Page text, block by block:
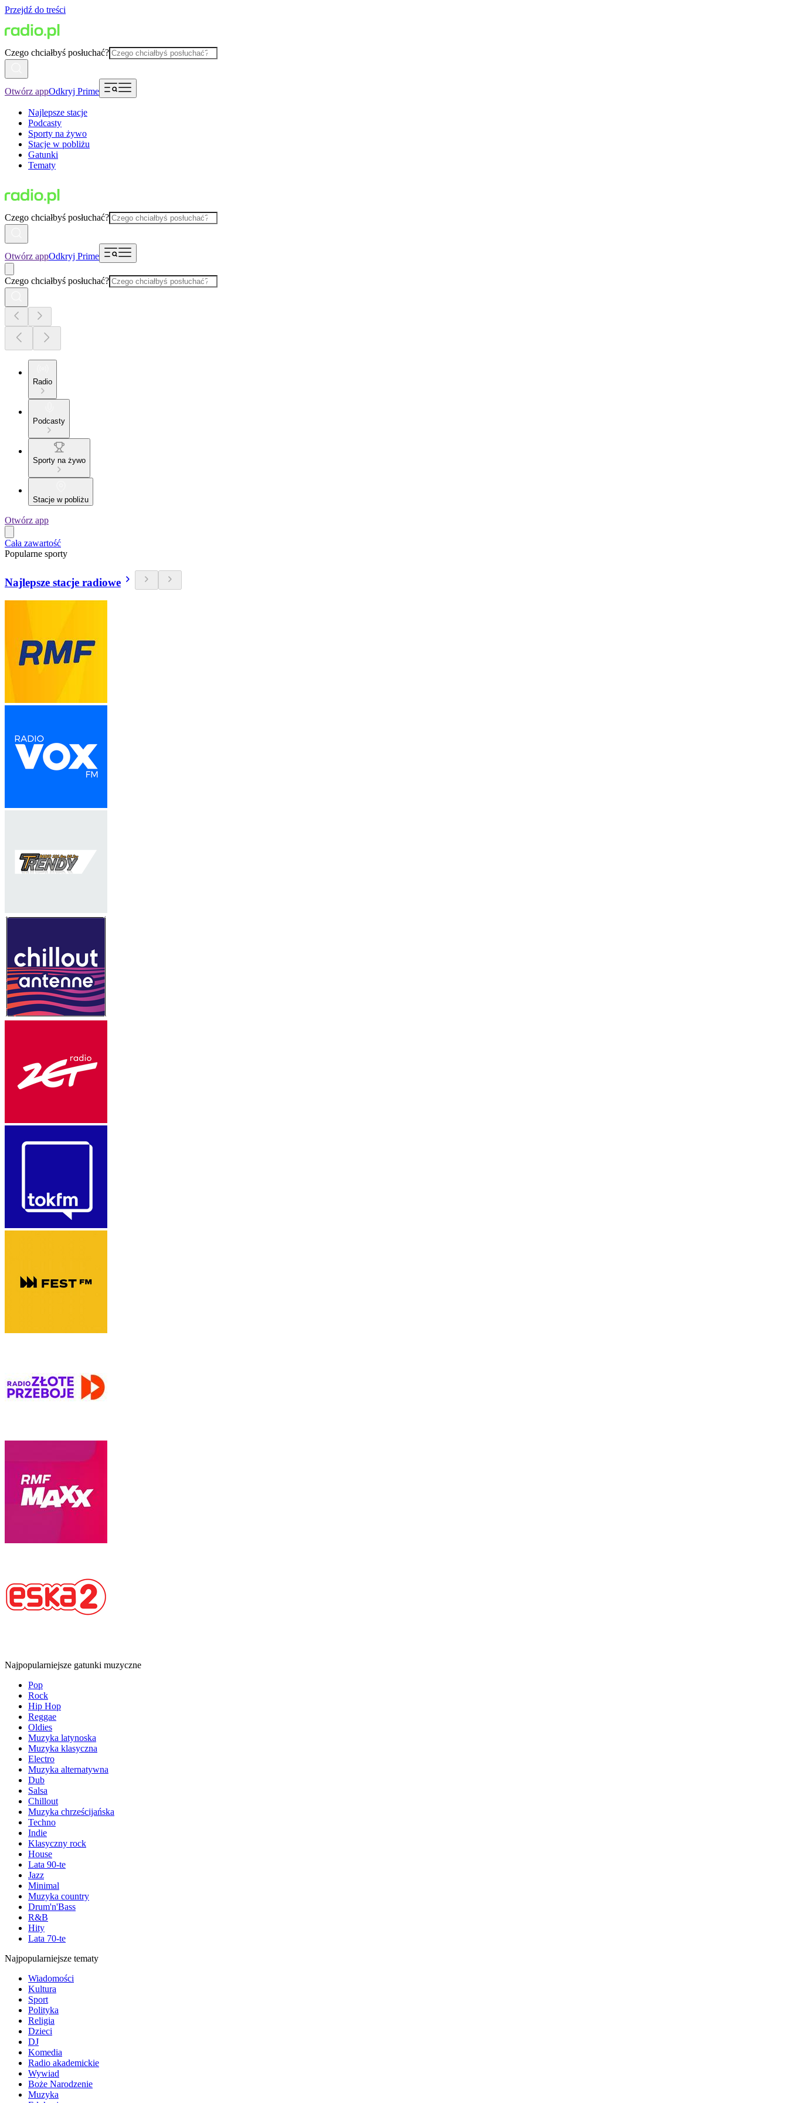
Przejdź do treści
Czego chciałbyś posłuchać?
Otwórz appOdkryj Prime
Najlepsze stacje
Podcasty
Sporty na żywo
Stacje w pobliżu
Gatunki
Tematy
Czego chciałbyś posłuchać?
Otwórz appOdkryj Prime
Czego chciałbyś posłuchać?
Radio
Podcasty
Sporty na żywo
Stacje w pobliżu
Otwórz app
Cała zawartość
Popularne sporty
Najlepsze stacje radiowe
Najpopularniejsze gatunki muzyczne
Pop
Rock
Hip Hop
Reggae
Oldies
Muzyka latynoska
Muzyka klasyczna
Electro
Muzyka alternatywna
Dub
Salsa
Chillout
Muzyka chrześcijańska
Techno
Indie
Klasyczny rock
House
Lata 90-te
Jazz
Minimal
Muzyka country
Drum'n'Bass
R&B
Hity
Lata 70-te
Najpopularniejsze tematy
Wiadomości
Kultura
Sport
Polityka
Religia
Dzieci
DJ
Komedia
Radio akademickie
Wywiad
Boże Narodzenie
Muzyka